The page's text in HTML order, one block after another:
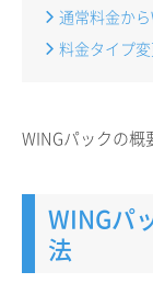
通常料金か
料金タイプ
WINGパックの概
WINGパ
法